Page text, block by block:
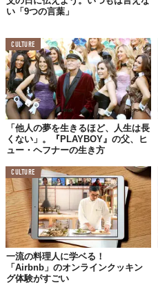
い「9つの言葉」
CULTURE
「他人の夢を生きるほど、人生は長
くない」。『PLAYBOY』の父、ヒ
ュー・ヘフナーの生き方
CULTURE
一流の料理人に学ベる！
「Airbnb」のオンラインクッキン
グ体験がすごい